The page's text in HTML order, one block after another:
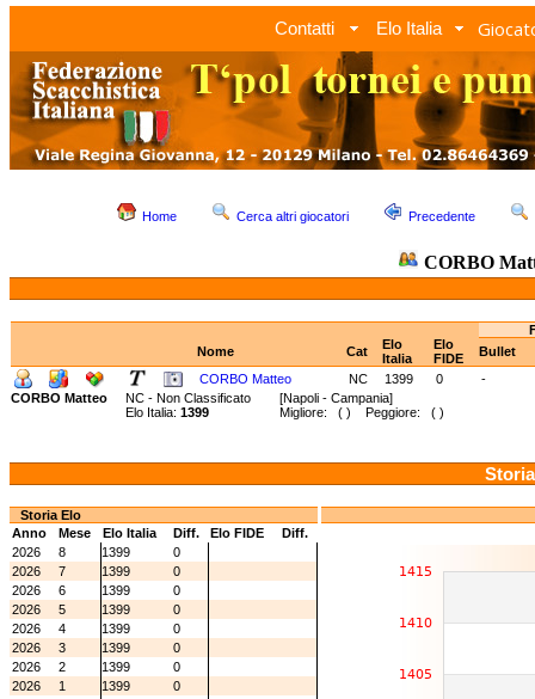
Contatti Elo Italia
Home Cerca altri giocatori Precedente
CORBO
Nome
Cat
Elo
Italia
Elo
FIDE
Bullet
CORBO Matteo
NC 1399 0
-
CORBO Matteo
NC - Non Classificato [Napoli - Campania]
Elo Italia: 1399 Migliore: ( ) Peggiore: ( )
Storia Elo
Anno
Mese Elo Italia Diff. Elo FIDE
Diff.
2026
8 1399
0
2026
7 1399
0
2026
6 1399
0
2026
5 1399
0
2026
4 1399
0
2026
3 1399
0
2026
2 1399
0
2026
1 1399
0